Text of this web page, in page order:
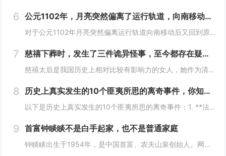
6 公元1102年，月亮突然偏离了运行轨道，向南移动，不久后又回到了原位这么离奇的事件你怎么看
对于公元1102年月亮突然偏离运行轨道向南移动后又回到原位这一事件，我们可以从科学和历史文化两个角度来分析：- **科学角度**：- **观测误差可能性**：古代的天文观测技术相对落后，缺乏高精度的观测仪器和科学的观测方法。人们对天体的观测...
7 慈禧下葬时，发生了三件诡异怪事，至今都存在疑虑！
慈禧太后是我国历史上相对比较有影响力的女人，她作为清朝末期的真正掌权者不仅用自己的实力证明了女人统治男人是很正常的事情而且还做了很多男人都想不到的决定。其实慈禧太后是我国历史上一个比较有争议的女人，也是一个影响历史的女人。慈禧太后作为清朝末...
8 历史上真实发生的10个匪夷所思的离奇事件，你知道几个？
以下是历史上真实发生的10个匪夷所思的离奇事件：1. **法国女子学校火灾事件**：2002年，沙特阿拉伯麦加的一所女子学校发生火灾，女学生们逃离时，在校门口巡逻的“宗教警察”竟以她们没有佩戴面纱、没穿伊斯兰传统服装为由阻止学生离开着火的教...
9 首富钟睒睒不是白手起家，也不是普通家庭
钟睒睒出生于1954年，是中国首富、农夫山泉创始人。网上都说钟睒睒是白手起家、普通家庭，但我不这么认为。你仔细看：背景：钟睒睒的父亲在浙东游击区做新闻宣传工作，建国后进入了《浙江日报》做编辑工作，还曾做过浙江人民广播电台政治宣传组负责人。钟...